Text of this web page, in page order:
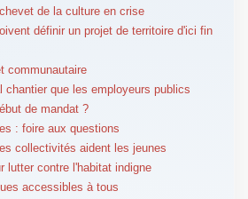
de la culture en crise
définir un projet de territoire d'ici fin
communautaire
chantier que les employeurs publics
de mandat ?
: foire aux questions
collectivités aident les jeunes
lutter contre l'habitat indigne
accessibles à tous